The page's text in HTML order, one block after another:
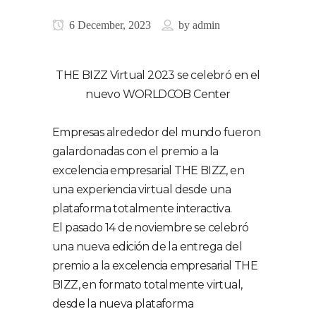
6 December, 2023 by admin
THE BIZZ Virtual 2023 se celebró en el
nuevo WORLDCOB Center
Empresas alrededor del mundo fueron
galardonadas con el premio a la
excelencia empresarial THE BIZZ, en
una experiencia virtual desde una
plataforma totalmente interactiva.
El pasado 14 de noviembre se celebró
una nueva edición de la entrega del
premio a la excelencia empresarial THE
BIZZ, en formato totalmente virtual,
desde la nueva plataforma